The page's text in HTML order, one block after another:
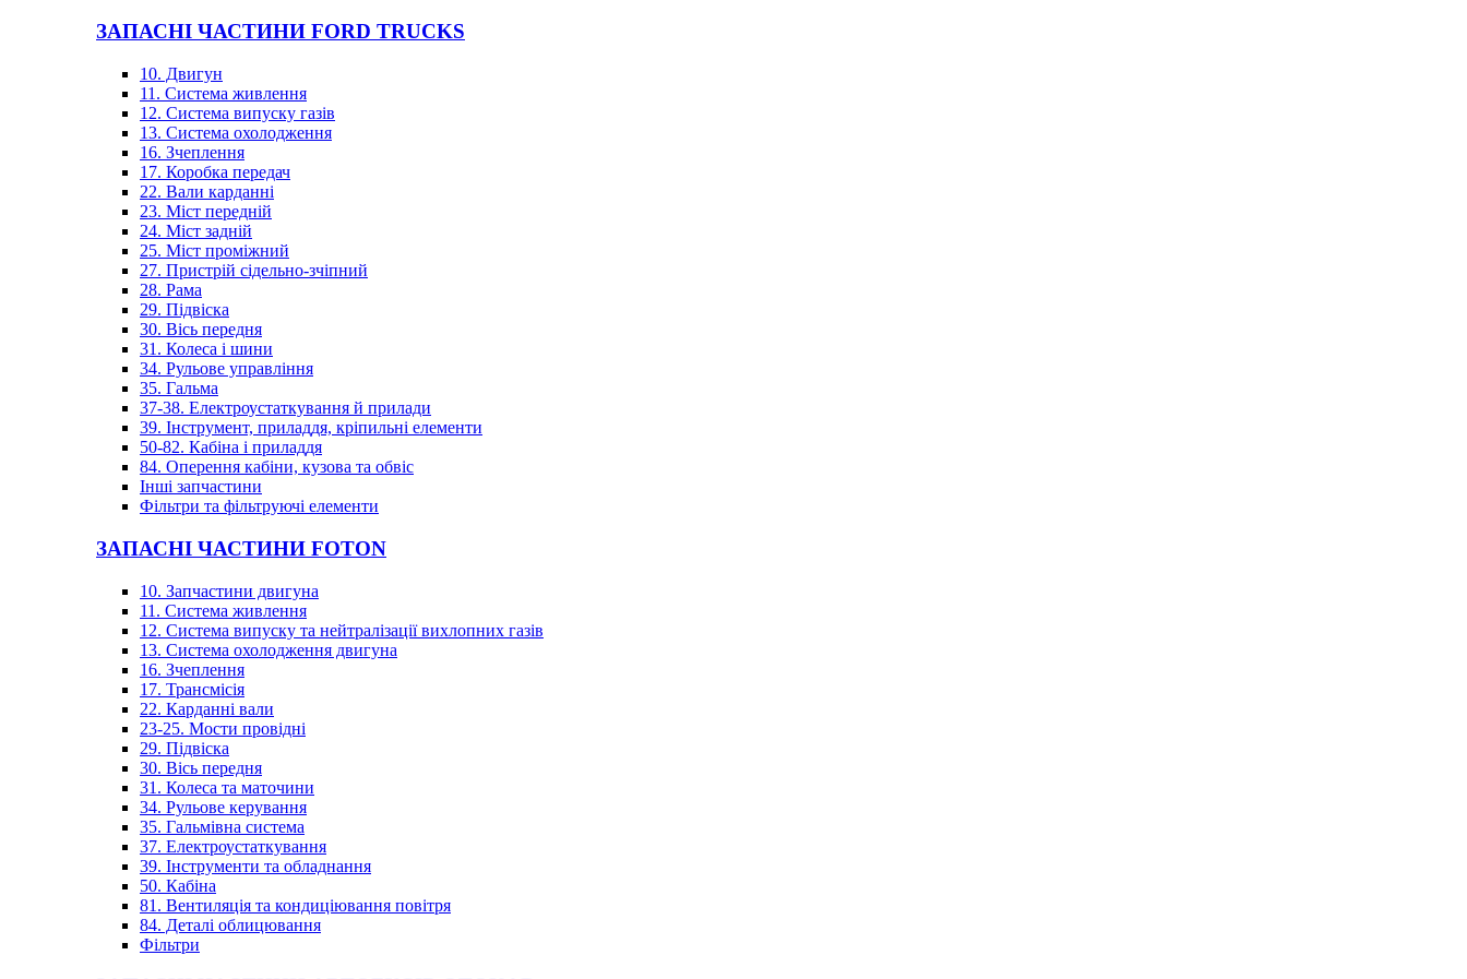
ЗАПАСНІ ЧАСТИНИ FORD TRUCKS
10. Двигун
11. Система живлення
12. Система випуску газів
13. Система охолодження
16. Зчеплення
17. Коробка передач
22. Вали карданні
23. Міст передній
24. Міст задній
25. Міст проміжний
27. Пристрій сідельно-зчіпний
28. Рама
29. Підвіска
30. Вісь передня
31. Колеса і шини
34. Рульове управління
35. Гальма
37-38. Електроустаткування й прилади
39. Інструмент, приладдя, кріпильні елементи
50-82. Кабіна і приладдя
84. Оперення кабіни, кузова та обвіс
Інші запчастини
Фільтри та фільтруючі елементи
ЗАПАСНІ ЧАСТИНИ FOTON
10. Запчастини двигуна
11. Система живлення
12. Система випуску та нейтралізації вихлопних газів
13. Система охолодження двигуна
16. Зчеплення
17. Трансмісія
22. Карданні вали
23-25. Мости провідні
29. Підвіска
30. Вісь передня
31. Колеса та маточини
34. Рульове керування
35. Гальмівна система
37. Електроустаткування
39. Інструменти та обладнання
50. Кабіна
81. Вентиляція та кондиціювання повітря
84. Деталі облицювання
Фільтри